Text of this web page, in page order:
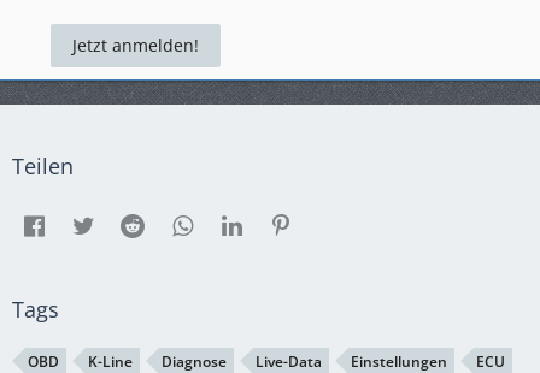
Jetzt anmelden!
Teilen
Tags
OBD K-Line Diagnose Live-Data Einstellungen ECU